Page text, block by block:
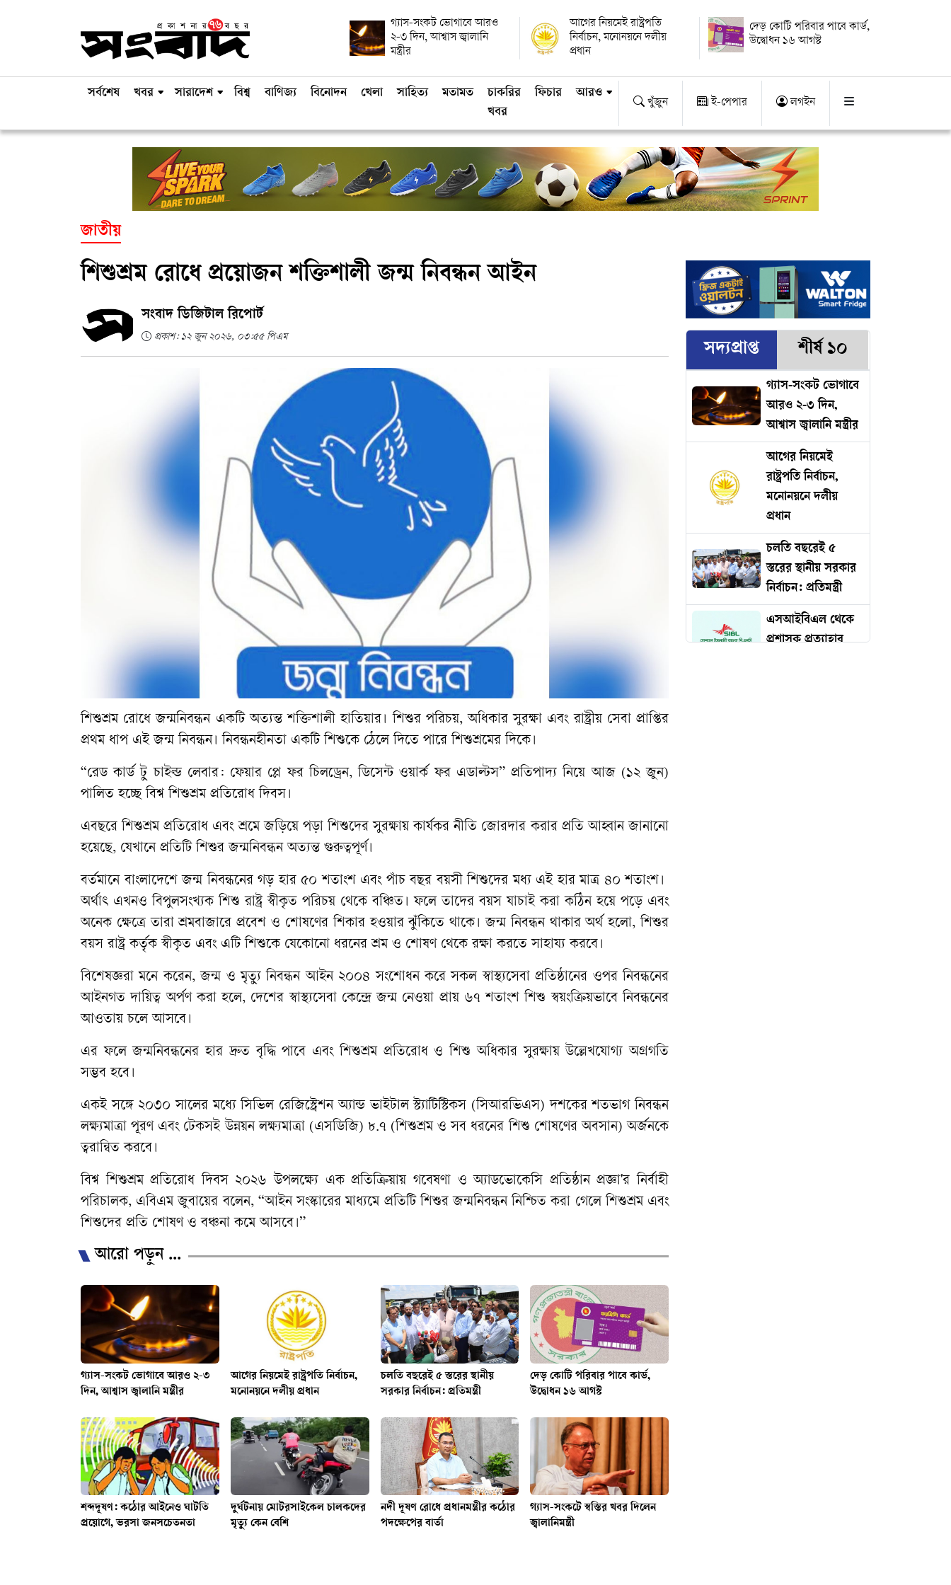
গ্যাস-সংকট ভোগাবে আরও
২-৩ দিন, আশ্বাস জ্বালানি
মন্ত্রীর
আগের নিয়মেই রাষ্ট্রপতি
নির্বাচন, মনোনয়নে দলীয়
প্রধান
দেড় কোটি পরিবার পাবে কার্ড,
উদ্বোধন ১৬ আগস্ট
সর্বশেষ খবর সারাদেশ বিশ্ব বাণিজ্য বিনোদন খেলা সাহিত্য মতামত
চাকরির
খবর
ফিচার আরও
খুঁজুন ই-পেপার লগইন
জাতীয়
শিশুশ্রম রোধে প্রয়োজন শক্তিশালী জন্ম নিবন্ধন আইন
সংবাদ ডিজিটাল রিপোর্ট
প্রকাশ: ১২ জুন ২০২৬, ০৩:৫৫ পিএম
শিশুশ্রম রোধে জন্মনিবন্ধন একটি অত্যন্ত শক্তিশালী হাতিয়ার। শিশুর পরিচয়, অধিকার সুরক্ষা এবং রাষ্ট্রীয় সেবা প্রাপ্তির
প্রথম ধাপ এই জন্ম নিবন্ধন। নিবন্ধনহীনতা একটি শিশুকে ঠেলে দিতে পারে শিশুশ্রমের দিকে।
“রেড কার্ড টু চাইল্ড লেবার: ফেয়ার প্লে ফর চিলড্রেন, ডিসেন্ট ওয়ার্ক ফর এডাল্টস” প্রতিপাদ্য নিয়ে আজ (১২ জুন)
পালিত হচ্ছে বিশ্ব শিশুশ্রম প্রতিরোধ দিবস।
এবছরে শিশুশ্রম প্রতিরোধ এবং শ্রমে জড়িয়ে পড়া শিশুদের সুরক্ষায় কার্যকর নীতি জোরদার করার প্রতি আহ্বান জানানো
হয়েছে, যেখানে প্রতিটি শিশুর জন্মনিবন্ধন অত্যন্ত গুরুত্বপূর্ণ।
বর্তমানে বাংলাদেশে জন্ম নিবন্ধনের গড় হার ৫০ শতাংশ এবং পাঁচ বছর বয়সী শিশুদের মধ্য এই হার মাত্র ৪০ শতাংশ।
অর্থাৎ এখনও বিপুলসংখ্যক শিশু রাষ্ট্র স্বীকৃত পরিচয় থেকে বঞ্চিত। ফলে তাদের বয়স যাচাই করা কঠিন হয়ে পড়ে এবং
অনেক ক্ষেত্রে তারা শ্রমবাজারে প্রবেশ ও শোষণের শিকার হওয়ার ঝুঁকিতে থাকে। জন্ম নিবন্ধন থাকার অর্থ হলো, শিশুর
বয়স রাষ্ট্র কর্তৃক স্বীকৃত এবং এটি শিশুকে যেকোনো ধরনের শ্রম ও শোষণ থেকে রক্ষা করতে সাহায্য করবে।
বিশেষজ্ঞরা মনে করেন, জন্ম ও মৃত্যু নিবন্ধন আইন ২০০৪ সংশোধন করে সকল স্বাস্থ্যসেবা প্রতিষ্ঠানের ওপর নিবন্ধনের
আইনগত দায়িত্ব অর্পণ করা হলে, দেশের স্বাস্থ্যসেবা কেন্দ্রে জন্ম নেওয়া প্রায় ৬৭ শতাংশ শিশু স্বয়ংক্রিয়ভাবে নিবন্ধনের
আওতায় চলে আসবে।
এর ফলে জন্মনিবন্ধনের হার দ্রুত বৃদ্ধি পাবে এবং শিশুশ্রম প্রতিরোধ ও শিশু অধিকার সুরক্ষায় উল্লেখযোগ্য অগ্রগতি
সম্ভব হবে।
একই সঙ্গে ২০৩০ সালের মধ্যে সিভিল রেজিস্ট্রেশন অ্যান্ড ভাইটাল স্ট্যাটিস্টিকস (সিআরভিএস) দশকের শতভাগ নিবন্ধন
লক্ষ্যমাত্রা পূরণ এবং টেকসই উন্নয়ন লক্ষ্যমাত্রা (এসডিজি) ৮.৭ (শিশুশ্রম ও সব ধরনের শিশু শোষণের অবসান) অর্জনকে
ত্বরান্বিত করবে।
বিশ্ব শিশুশ্রম প্রতিরোধ দিবস ২০২৬ উপলক্ষ্যে এক প্রতিক্রিয়ায় গবেষণা ও অ্যাডভোকেসি প্রতিষ্ঠান প্রজ্ঞা'র নির্বাহী
পরিচালক, এবিএম জুবায়ের বলেন, “আইন সংস্কারের মাধ্যমে প্রতিটি শিশুর জন্মনিবন্ধন নিশ্চিত করা গেলে শিশুশ্রম এবং
শিশুদের প্রতি শোষণ ও বঞ্চনা কমে আসবে।”
আরো পড়ুন ...
গ্যাস-সংকট ভোগাবে আরও ২-৩
দিন, আশ্বাস জ্বালানি মন্ত্রীর
আগের নিয়মেই রাষ্ট্রপতি নির্বাচন,
মনোনয়নে দলীয় প্রধান
চলতি বছরেই ৫ স্তরের স্থানীয়
সরকার নির্বাচন: প্রতিমন্ত্রী
দেড় কোটি পরিবার পাবে কার্ড,
উদ্বোধন ১৬ আগস্ট
শব্দদূষণ: কঠোর আইনেও ঘাটতি
প্রয়োগে, ভরসা জনসচেতনতা
দুর্ঘটনায় মোটরসাইকেল চালকদের
মৃত্যু কেন বেশি
নদী দূষণ রোধে প্রধানমন্ত্রীর কঠোর
পদক্ষেপের বার্তা
গ্যাস-সংকটে স্বস্তির খবর দিলেন
জ্বালানিমন্ত্রী
সদ্যপ্রাপ্ত শীর্ষ ১০
গ্যাস-সংকট ভোগাবে
আরও ২-৩ দিন,
আশ্বাস জ্বালানি মন্ত্রীর
আগের নিয়মেই
রাষ্ট্রপতি নির্বাচন,
মনোনয়নে দলীয়
প্রধান
চলতি বছরেই ৫
স্তরের স্থানীয় সরকার
নির্বাচন: প্রতিমন্ত্রী
এসআইবিএল থেকে
প্রশাসক প্রত্যাহার